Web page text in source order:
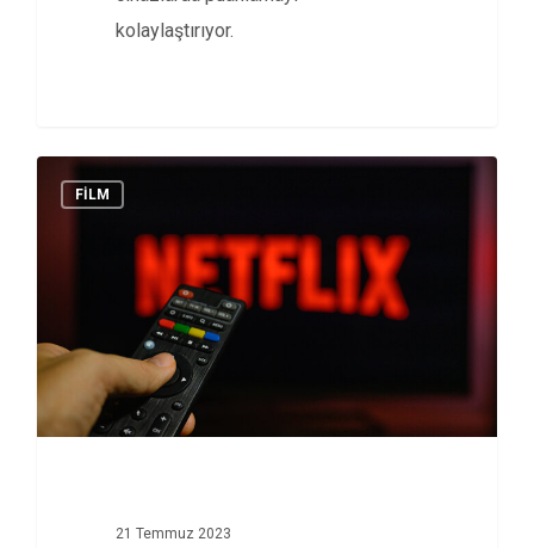
kolaylaştırıyor.
FİLM
21 Temmuz 2023